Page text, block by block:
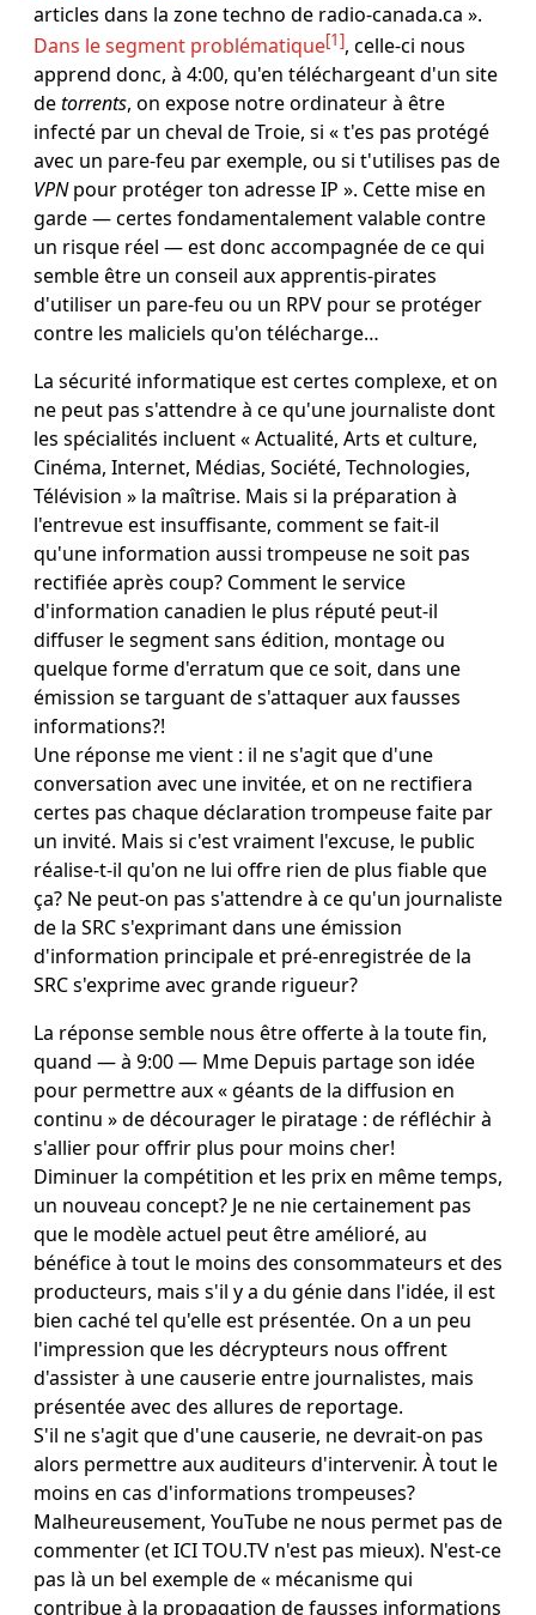
articles dans la zone techno de radio-canada.ca ».
Dans le segment problématique 1 , celle-ci nous
apprend donc, à 4:00, qu'en téléchargeant d'un site
detorrents, on expose notre ordinateur à être
infecté par un cheval de Troie, si « t'es pas protégé
avec un pare-feu par exemple, ou si t'utilises pas de
VPNpour protéger ton adresse IP ». Cette mise en
garde ― certes fondamentalement valable contre
un risque réel ― est donc accompagnée de ce qui
semble être un conseil aux apprentis-pirates
d'utiliser un pare-feu ou un RPV pour se protéger
contre les maliciels qu'on télécharge…
La sécurité informatique est certes complexe, et on
ne peut pas s'attendre à ce qu'une journaliste dont
les spécialités incluent « Actualité, Arts et culture,
Cinéma, Internet, Médias, Société, Technologies,
Télévision » la maîtrise. Mais si la préparation à
l'entrevue est insuffisante, comment se fait-il
qu'une information aussi trompeuse ne soit pas
rectifiée après coup? Comment le service
d'information canadien le plus réputé peut-il
diffuser le segment sans édition, montage ou
quelque forme d'erratum que ce soit, dans une
émission se targuant de s'attaquer aux fausses
informations?!
Une réponse me vient : il ne s'agit que d'une
conversation avec une invitée, et on ne rectifiera
certes pas chaque déclaration trompeuse faite par
un invité. Mais si c'est vraiment l'excuse, le public
réalise-t-il qu'on ne lui offre rien de plus fiable que
ça? Ne peut-on pas s'attendre à ce qu'un journaliste
de la SRC s'exprimant dans une émission
d'information principale et pré-enregistrée de la
SRC s'exprime avec grande rigueur?
La réponse semble nous être offerte à la toute fin,
quand ― à 9:00 ― Mme Depuis partage son idée
pour permettre aux « géants de la diffusion en
continu » de décourager le piratage : de réfléchir à
s'allier pour offrir plus pour moins cher!
Diminuer la compétition et les prix en même temps,
un nouveau concept? Je ne nie certainement pas
que le modèle actuel peut être amélioré, au
bénéfice à tout le moins des consommateurs et des
producteurs, mais s'il y a du génie dans l'idée, il est
bien caché tel qu'elle est présentée. On a un peu
l'impression que les décrypteurs nous offrent
d'assister à une causerie entre journalistes, mais
présentée avec des allures de reportage.
S'il ne s'agit que d'une causerie, ne devrait-on pas
alors permettre aux auditeurs d'intervenir. À tout le
moins en cas d'informations trompeuses?
Malheureusement, YouTube ne nous permet pas de
commenter (et ICI TOU.TV n'est pas mieux). N'est-ce
pas là un bel exemple de « mécanisme qui
contribue à la propagation de fausses informations